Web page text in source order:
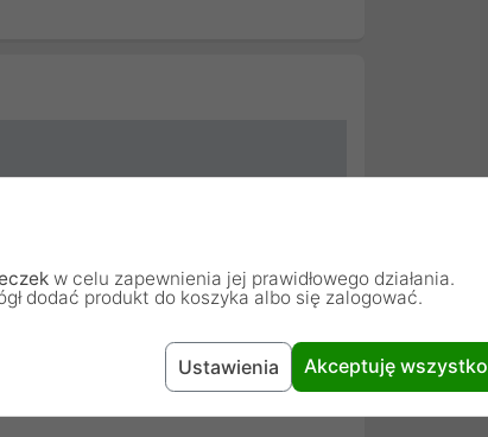
w celu zapewnienia jej prawidłowego działania.
dodać produkt do koszyka albo się zalogować.
Ustawienia Akceptuję wszystko